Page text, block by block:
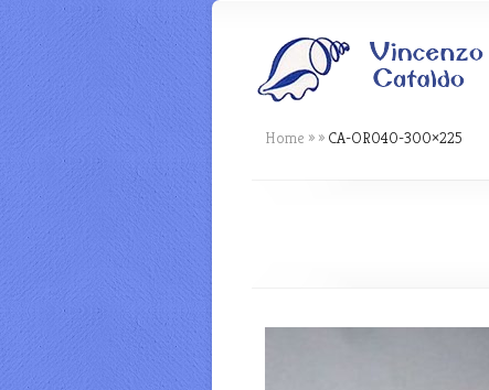
Home » » CA-OR040-300×225